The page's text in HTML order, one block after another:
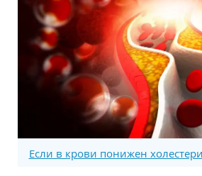
Если в крови понижен